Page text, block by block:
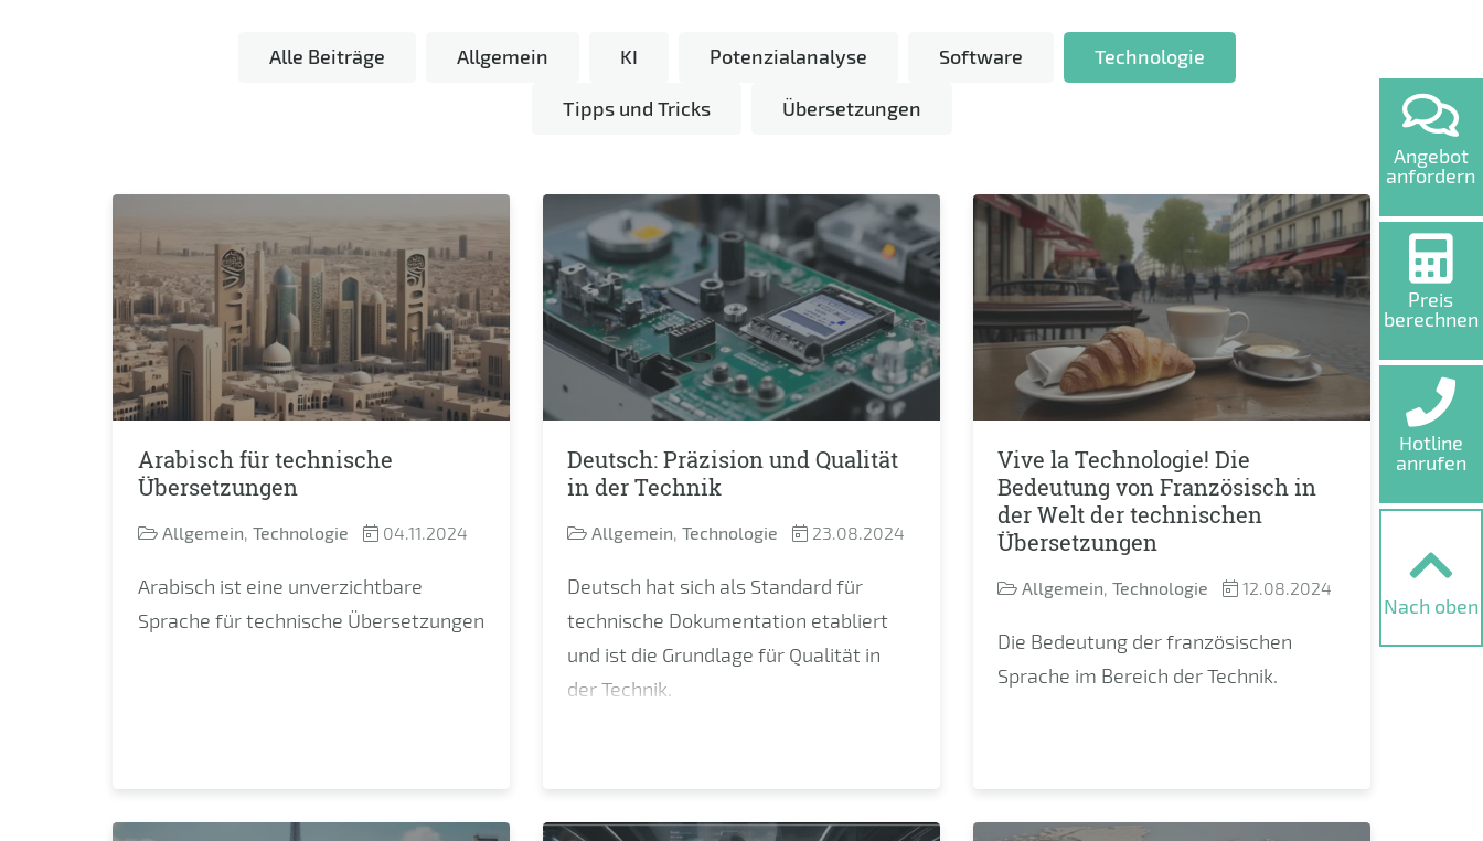
Angebot
anfordern
Preis
berechnen
Hotline
anrufen
Nach oben
Alle Beiträge Allgemein KI Potenzialanalyse Software Technologie
Tipps und Tricks Übersetzungen
Arabisch für technische
Übersetzungen
Allgemein, Technologie 04.11.2024
Arabisch ist eine unverzichtbare
Sprache für technische Übersetzungen
Deutsch: Präzision und Qualität
in der Technik
Allgemein,Technologie 23.08.2024
Deutsch hat sich als Standard für
technische Dokumentation etabliert
und ist die Grundlage für Qualität in
der Technik.
Vive la Technologie! Die
Bedeutung von Französisch in
der Welt der technischen
Übersetzungen
Allgemein,Technologie 12.08.2024
Die Bedeutung der französischen
Sprache im Bereich der Technik.